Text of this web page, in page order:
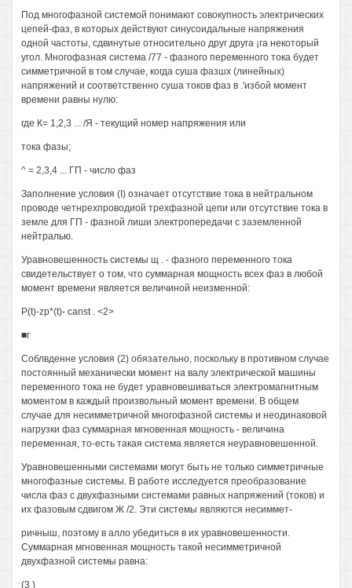
Под многофазной системой понимают совокупность электрических
цепей-фаз, в которых действуют синусоидальные напряжения
одной частоты, сдвинутые относительно друг друга ¡га некоторый
угол. Многофазная система /77 - фазного переменного тока будет
симметричной в том случае, когда суша фазшх (линейных)
напряжений и соответственно суша токов фаз в .'избой момент
времени равны нулю:
где К= 1,2,3 ... /Я - текущий номер напряжения или
тока фазы;
^ = 2,3,4 ... ГП - число фаз
Заполнение условия (I) означает отсутствие тока в нейтральном
проводе четнрехпроводиой трехфазной цепи или отсутствие тока в
земле для ГП - фазной лиши электропередачи с заземленной
нейтралью.
Уравновешенность системы щ . - фазного переменного тока
свидетельствует о том, что суммарная мощность всех фаз в любой
момент времени является величиной неизменной:
P(t)-zp*(t)- canst . <2>
■г
Соблвденне условия (2) обязательно, поскольку в противном случае
постоянный механически момент на валу электрической машины
переменного тока не будет уравновешиваться электромагнитным
моментом в каждый произвольный момент времени. В общем
случае для несимметричной многофазной системы и неодинаковой
нагрузки фаз суммарная мгновенная мощность - величина
переменная, то-есть такая система является неуравновешенной.
Уравновешенными системами могут быть не только симметричные
многофазные системы. В работе исследуется преобразование
числа фаз с двухфазными системами равных напряжений (токов) и
их фазовым сдвигом Ж /2. Эти системы являются несиммет-
ричныш, поэтому в алло убедиться в их уравновешенности.
Суммарная мгновенная мощность такой несимметричной
двухфазной системы равна:
(3 )